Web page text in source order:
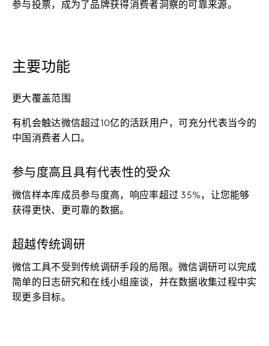
参与投票，成为了品牌获得消费者洞察的可靠来源。
主要功能
更大覆盖范围
有机会触达微信超过10亿的活跃用户，可充分代表当今的
中国消费者人口。
参与度高且具有代表性的受众
微信样本库成员参与度高，响应率超过 35%，让您能够
获得更快、更可靠的数据。
超越传统调研
微信工具不受到传统调研手段的局限。微信调研可以完成
简单的日志研究和在线小组座谈，并在数据收集过程中实
现更多目标。